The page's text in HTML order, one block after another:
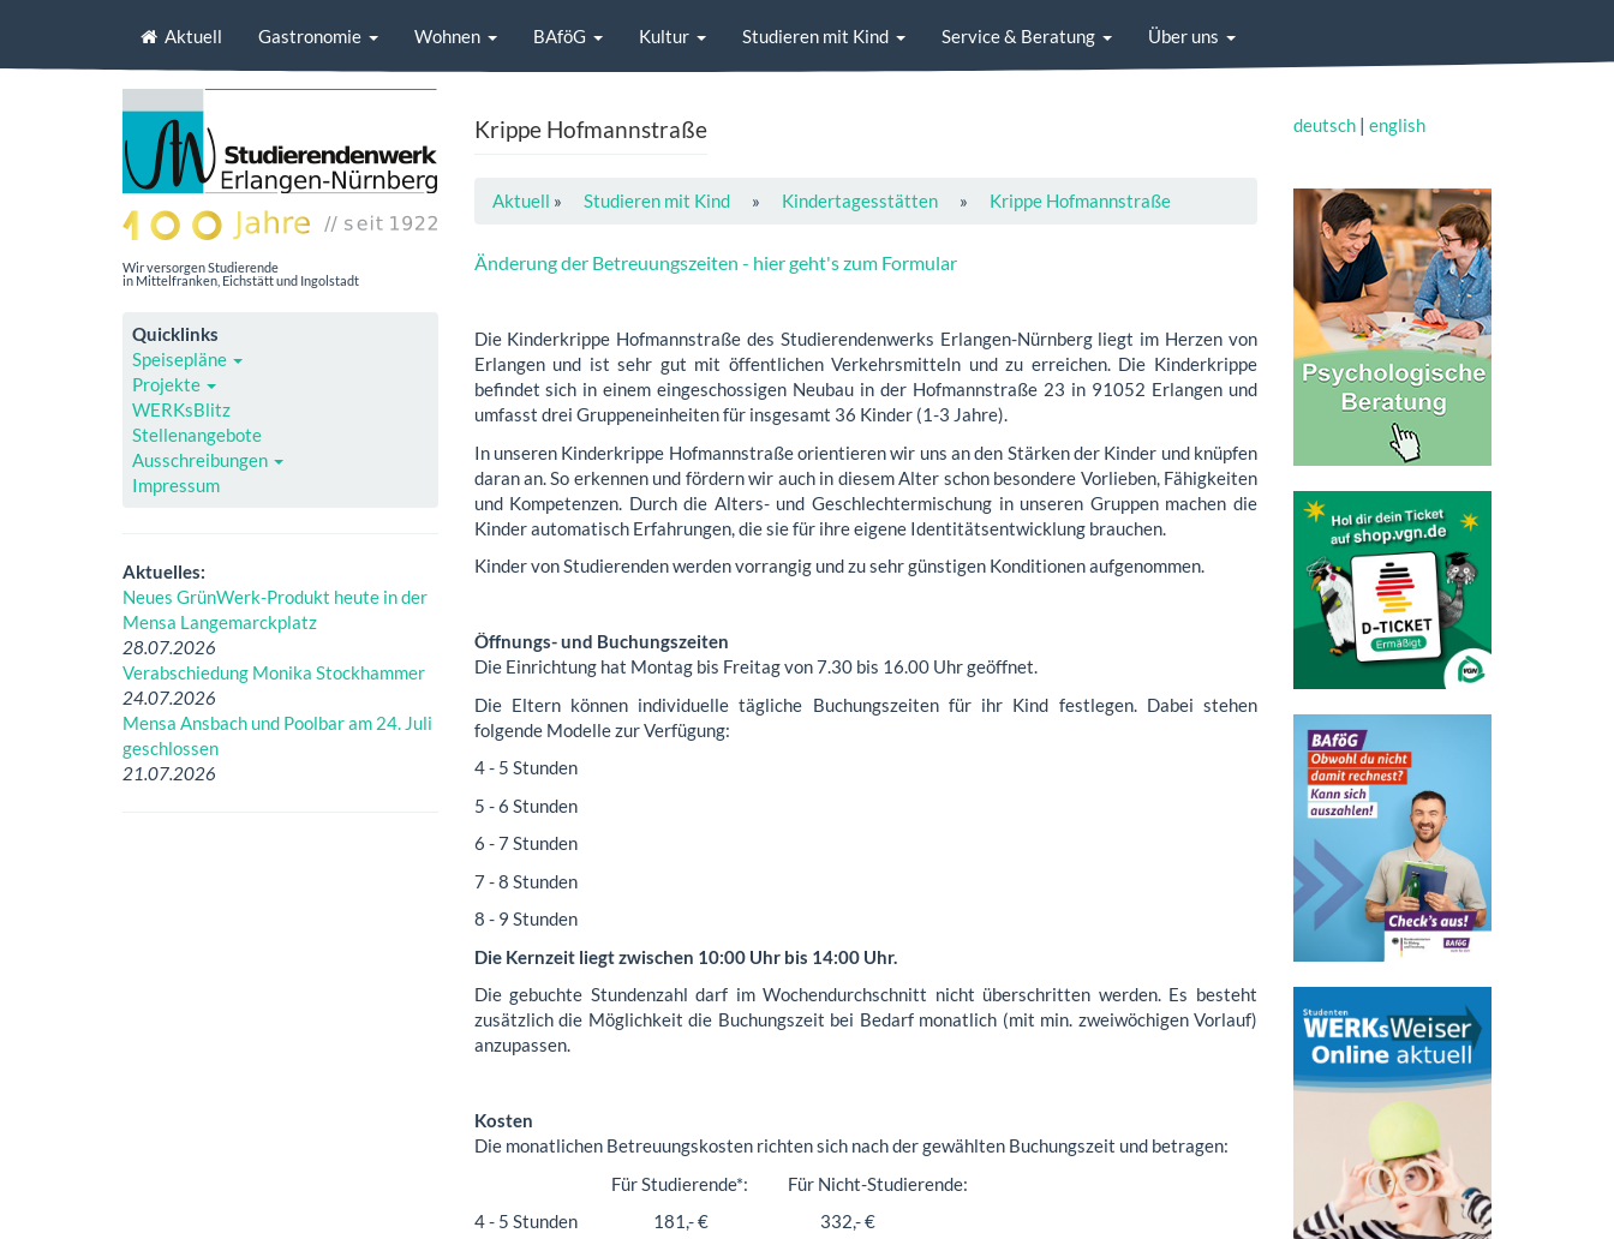
Aktuell Gastronomie Wohnen BAföG Kultur Studieren mit Kind Service & Beratung Über uns
Wir versorgen Studierende
in Mittelfranken, Eichstätt und Ingolstadt
Quicklinks
Speisepläne
Projekte
WERKsBlitz
Stellenangebote
Ausschreibungen
Impressum
Aktuelles:
Neues GrünWerk-Produkt heute in der
Mensa Langemarckplatz
28.07.2026
Verabschiedung Monika Stockhammer
24.07.2026
Mensa Ansbach und Poolbar am 24. Juli
geschlossen
21.07.2026
Krippe Hofmannstraße
Aktuell » Studieren mit Kind » Kindertagesstätten » Krippe Hofmannstraße
Änderung der Betreuungszeiten - hier geht's zum Formular
Die Kinderkrippe Hofmannstraße des Studierendenwerks Erlangen-Nürnberg liegt im Herzen von
Erlangen und ist sehr gut mit öffentlichen Verkehrsmitteln und zu erreichen. Die Kinderkrippe
befindet sich in einem eingeschossigen Neubau in der Hofmannstraße 23 in 91052 Erlangen und
umfasst drei Gruppeneinheiten für insgesamt 36 Kinder (1-3 Jahre).
In unseren Kinderkrippe Hofmannstraße orientieren wir uns an den Stärken der Kinder und knüpfen
daran an. So erkennen und fördern wir auch in diesem Alter schon besondere Vorlieben, Fähigkeiten
und Kompetenzen. Durch die Alters- und Geschlechtermischung in unseren Gruppen machen die
Kinder automatisch Erfahrungen, die sie für ihre eigene Identitätsentwicklung brauchen.
Kinder von Studierenden werden vorrangig und zu sehr günstigen Konditionen aufgenommen.
Öffnungs- und Buchungszeiten
Die Einrichtung hat Montag bis Freitag von 7.30 bis 16.00 Uhr geöffnet.
Die Eltern können individuelle tägliche Buchungszeiten für ihr Kind festlegen. Dabei stehen
folgende Modelle zur Verfügung:
4 - 5 Stunden
5 - 6 Stunden
6 - 7 Stunden
7 - 8 Stunden
8 - 9 Stunden
Die Kernzeit liegt zwischen 10:00 Uhr bis 14:00 Uhr.
Die gebuchte Stundenzahl darf im Wochendurchschnitt nicht überschritten werden. Es besteht
zusätzlich die Möglichkeit die Buchungszeit bei Bedarf monatlich (mit min. zweiwöchigen Vorlauf)
anzupassen.
Kosten
Die monatlichen Betreuungskosten richten sich nach der gewählten Buchungszeit und betragen:
Für Studierende*: Für Nicht-Studierende:
4 - 5 Stunden 181,- € 332,- €
deutsch | english